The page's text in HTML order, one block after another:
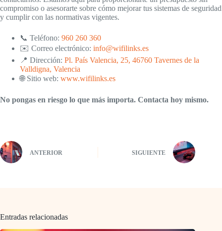
compromiso o asesorarte sobre cómo mejorar tus sistemas de seguridad
y cumplir con las normativas vigentes.
📞 Teléfono: 960 260 360
✉️ Correo electrónico: info@wifilinks.es
📍 Dirección: Pl. País Valencia, 25, 46760 Tavernes de la
Valldigna, Valencia
🌐 Sitio web: www.wifilinks.es
No pongas en riesgo lo que más importa. Contacta hoy mismo.
ANTERIOR SIGUIENTE
Entradas relacionadas